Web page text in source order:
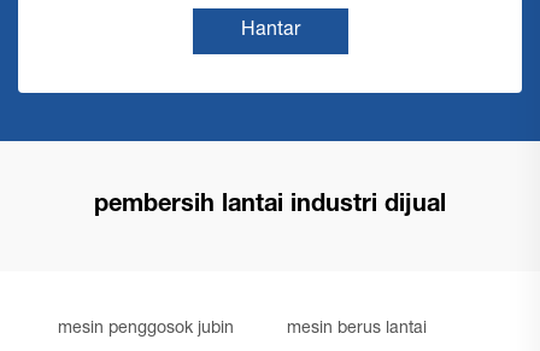
Hantar
pembersih lantai industri dijual
mesin penggosok jubin mesin berus lantai